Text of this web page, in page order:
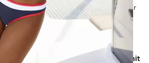
die sich besonders für Sportschwimmer
mit angenehmem
nicht einengen, daher sind
Materialien mit